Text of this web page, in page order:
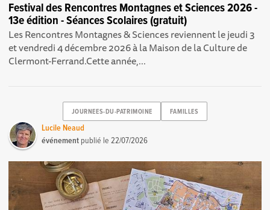
Festival des Rencontres Montagnes et Sciences 2026 -
13e édition - Séances Scolaires (gratuit)
Les Rencontres Montagnes & Sciences reviennent le jeudi 3
et vendredi 4 décembre 2026 à la Maison de la Culture de
Clermont-Ferrand.Cette année,...
JOURNEES-DU-PATRIMOINE FAMILLES
Lucile Neaud
événement publié le22/07/2026